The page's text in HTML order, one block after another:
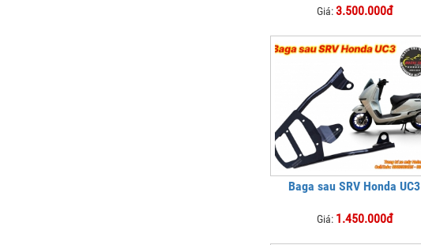
Giá:3.500.000đ
Baga sau SRV Honda UC3
Giá: 1.450.000đ